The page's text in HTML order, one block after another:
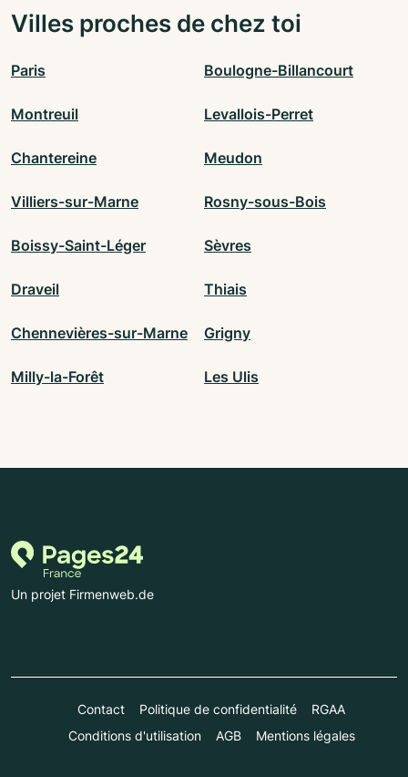
Villes proches de chez toi
Paris Boulogne-Billancourt
Montreuil Levallois-Perret
Chantereine Meudon
Villiers-sur-Marne Rosny-sous-Bois
Boissy-Saint-Léger Sèvres
Draveil Thiais
Chennevières-sur-Marne Grigny
Milly-la-Forêt Les Ulis
Un projet Firmenweb.de
Contact Politique de confidentialité
RGAA
Conditions d'utilisation
AGB Mentions légales